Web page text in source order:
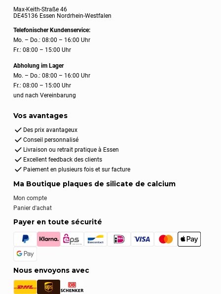
Max-Keith-Straße 46
DE45136 Essen Nordrhein-Westfalen
Telefonischer Kundenservice:
Mo. – Do.: 08:00 – 16:00 Uhr
Fr.: 08:00 – 15:00 Uhr
Abholung im Lager
Mo. – Do.: 08:00 – 16:00 Uhr
Fr.: 08:00 – 15:00 Uhr
und nach Vereinbarung
Vos avantages
Des prix avantageux
Conseil personnalisé
Livraison ou retrait pratique à Essen
Excellent feedback des clients
Paiement en plusieurs fois et sur facture
Ma Boutique plaques de silicate de calcium
Mon compte
Panier d'achat
Payer en toute sécurité
Nous envoyons avec